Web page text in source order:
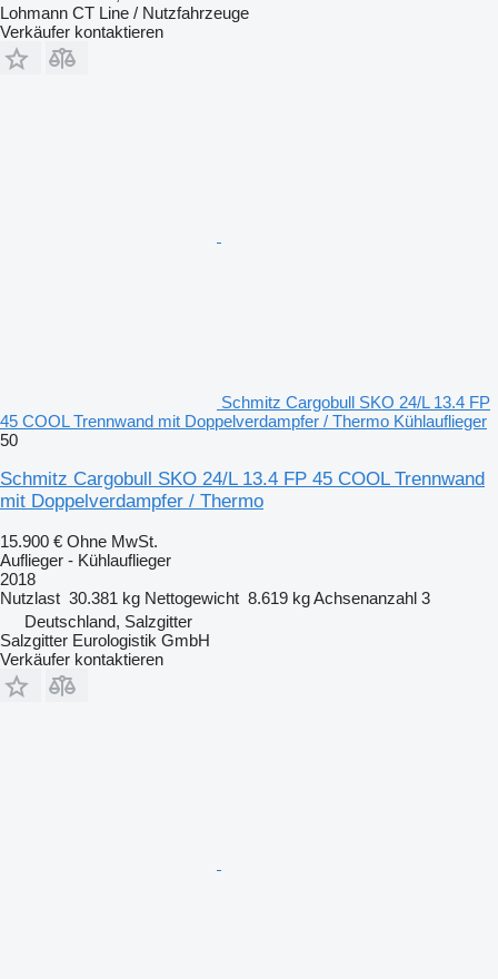
Lohmann CT Line / Nutzfahrzeuge
Verkäufer kontaktieren
Schmitz Cargobull SKO 24/L 13.4 FP
45 COOL Trennwand mit Doppelverdampfer / Thermo Kühlauflieger
50
Schmitz Cargobull SKO 24/L 13.4 FP 45 COOL Trennwand
mit Doppelverdampfer / Thermo
15.900 € Ohne MwSt.
Auflieger - Kühlauflieger
2018
Nutzlast 30.381 kg Nettogewicht 8.619 kgAchsenanzahl 3
Deutschland, Salzgitter
Salzgitter Eurologistik GmbH
Verkäufer kontaktieren